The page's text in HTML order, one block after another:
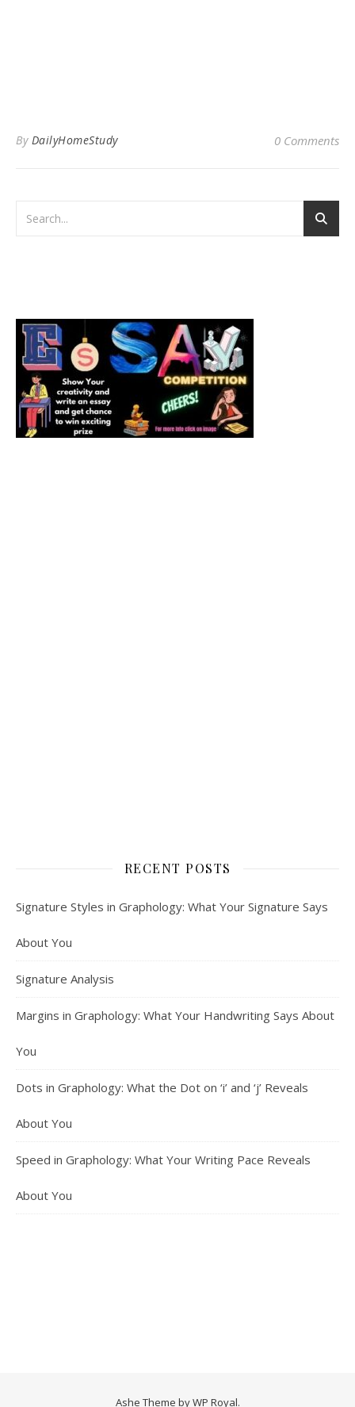
By DailyHomeStudy 0 Comments
RECENT POSTS
Signature Styles in Graphology: What Your Signature Says
About You
Signature Analysis
Margins in Graphology: What Your Handwriting Says About
You
Dots in Graphology: What the Dot on ‘i’ and ‘j’ Reveals
About You
Speed in Graphology: What Your Writing Pace Reveals
About You
Ashe Theme byWP Royal.